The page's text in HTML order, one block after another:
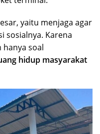
yaitu menjaga agar
sosialnya. Karena
soal
hidup masyarakat